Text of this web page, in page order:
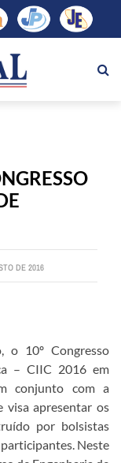
DE 2016
o 10º Congresso
– CIIC 2016 em
conjunto com a
visa apresentar os
por bolsistas
Neste